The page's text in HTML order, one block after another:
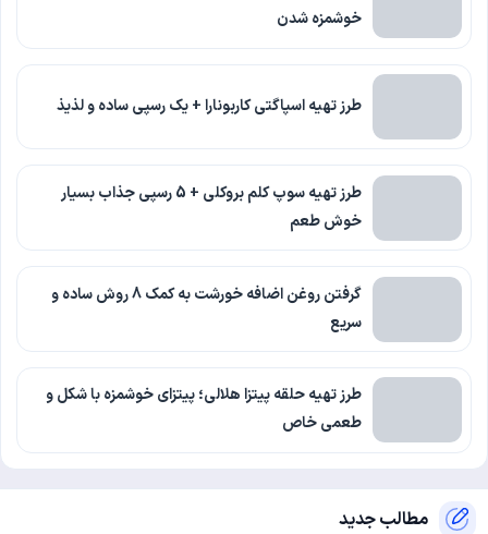
خوشمزه شدن
طرز تهیه اسپاگتی کاربونارا + یک رسپی ساده و لذیذ
طرز تهیه سوپ کلم بروکلی + 5 رسپی جذاب بسیار
خوش طعم
گرفتن روغن اضافه خورشت به کمک 8 روش ساده و
سریع
طرز تهیه حلقه پیتزا هلالی؛ پیتزای خوشمزه با شکل و
طعمی خاص
مطالب جدید